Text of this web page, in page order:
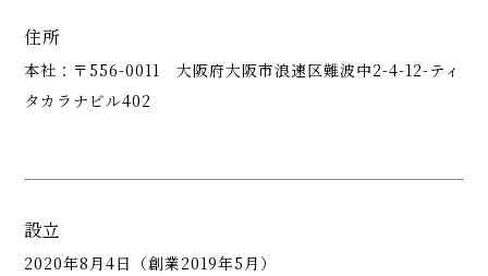
住所
本社：〒556-0011 大阪府大阪市浪速区難波中2-4-12-ティ
タカラナビル402
設立
2020年8月4日（創業2019年5月）